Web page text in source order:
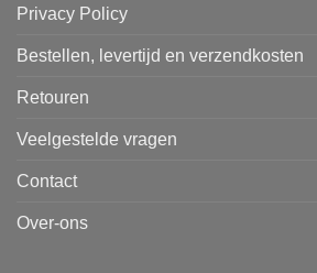
Privacy Policy
Bestellen, levertijd en verzendkosten
Retouren
Veelgestelde vragen
Contact
Over-ons